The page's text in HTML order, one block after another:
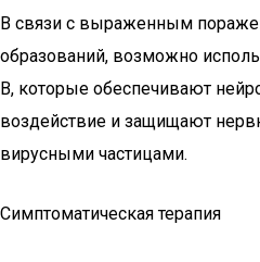
В связи с выраженным
образований, возможно
В, которые обеспечивают
воздействие и защищают
вирусными частицами.
Симптоматическая терапия